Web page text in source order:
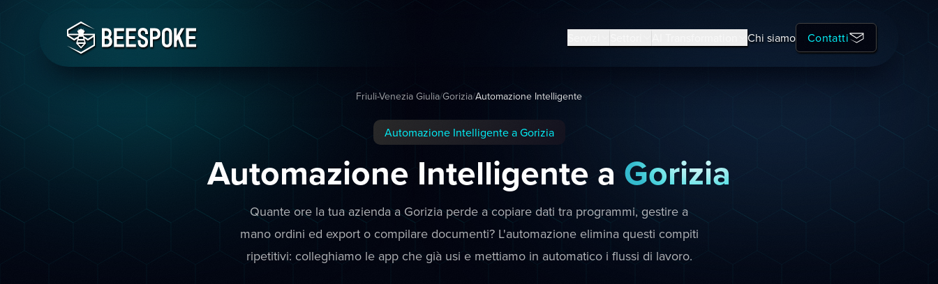
Chi siamo Contatti
Friuli-Venezia Giulia/Gorizia/Automazione Intelligente
Automazione Intelligente a Gorizia
Automazione Intelligente a Gorizia
Quante ore la tua azienda a Gorizia perde a copiare dati tra programmi, gestire a
mano ordini ed export o compilare documenti? L'automazione elimina questi compiti
ripetitivi: colleghiamo le app che già usi e mettiamo in automatico i flussi di lavoro.